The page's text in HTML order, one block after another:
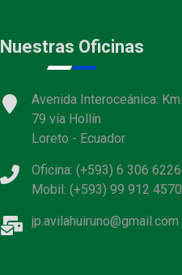
Nuestras Oficinas
Avenida Interoceánica: Km.
79 vía Hollín
Loreto - Ecuador
Oficina: (+593) 6 306 6226
Mobil: (+593) 99 912 4570
jp.avilahuiruno@gmail.com